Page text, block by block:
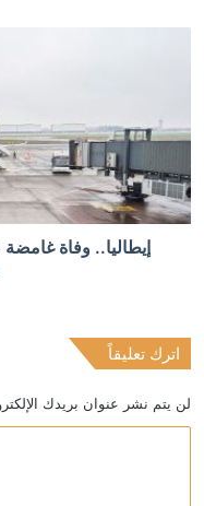
إعلام إيراني:
100 دولار لكل عائد.. الأمم المتحدة تشجع السوريين على العودة من لبنان
منذ 21 ساعة
إيطاليا.. وفاة
اترك تعليقاً
لن يتم نشر عنوان بريدك